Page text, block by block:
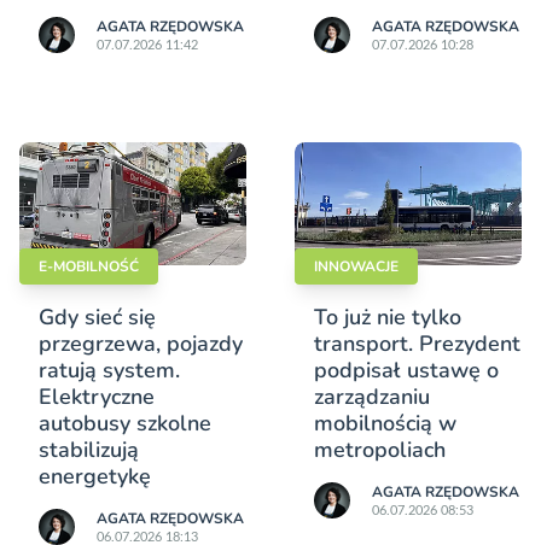
AGATA RZĘDOWSKA
07.07.2026 11:42
AGATA RZĘDOWSKA
07.07.2026 10:28
E-MOBILNOŚĆ
Gdy sieć się
przegrzewa, pojazdy
ratują system.
Elektryczne
autobusy szkolne
stabilizują
energetykę
AGATA RZĘDOWSKA
06.07.2026 18:13
INNOWACJE
To już nie tylko
transport. Prezydent
podpisał ustawę o
zarządzaniu
mobilnością w
metropoliach
AGATA RZĘDOWSKA
06.07.2026 08:53